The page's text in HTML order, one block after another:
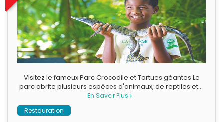
Visitez le fameux Parc Crocodile et Tortues géantes Le
parc abrite plusieurs espèces d'animaux, de reptiles et…
En Savoir Plus
Restauration